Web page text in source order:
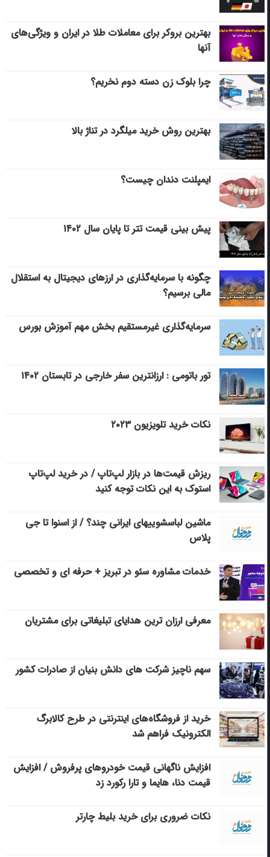
بهترین بروکر برای معاملات طلا در ایران و ویژگی‌های
آنها
چرا بلوک زن دسته دوم نخریم؟
بهترین روش خرید میلگرد در تناژ بالا
ایمپلنت دندان چیست؟
پیش بینی قیمت تتر تا پایان سال ۱۴۰۲
چگونه با سرمایه‌گذاری در ارزهای دیجیتال به استقلال
مالی برسیم؟
سرمایه‌گذاری غیرمستقیم بخش مهم آموزش بورس
تور باتومی : ارزانترین سفر خارجی در تابستان ۱۴۰۲
نکات خرید تلویزیون ۲۰۲۳
ریزش قیمت‌ها در بازار لپ‌تاپ / در خرید لپ‌تاپ
استوک به این نکات توجه کنید
ماشین لباسشویی‎های ایرانی چند؟ / از اسنوا تا جی
پلاس
خدمات مشاوره سئو در تبریز + حرفه ای و تخصصی
معرفی ارزان ترین هدایای تبلیغاتی برای مشتریان
سهم ناچیز شرکت های دانش بنیان از صادرات کشور
خرید از فروشگاه‌های اینترنتی در طرح کالابرگ
الکترونیک فراهم شد
افزایش ناگهانی قیمت خودروهای پرفروش / افزایش
قیمت دنا، هایما و تارا رکورد زد
نکات ضروری برای خرید بلیط چارتر